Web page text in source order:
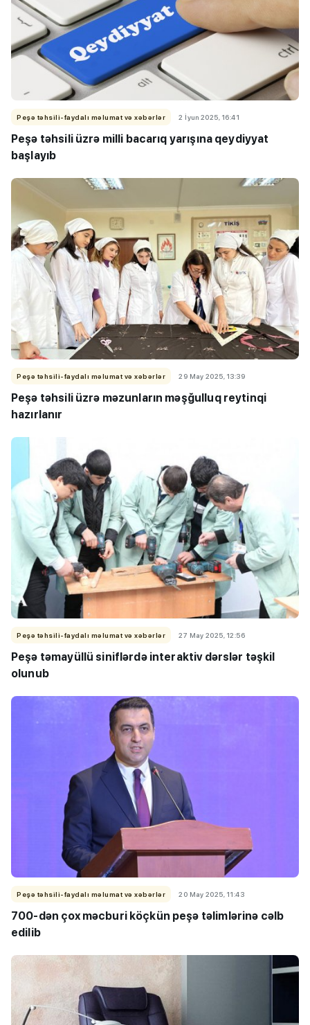
Peşə təhsili-faydalı məlumat və xəbərlər 2 İyun 2025, 16:41
Peşə təhsili üzrə milli bacarıq yarışına qeydiyyat
başlayıb
Peşə təhsili-faydalı məlumat və xəbərlər 29 May 2025, 13:39
Peşə təhsili üzrə məzunların məşğulluq reytinqi
hazırlanır
Peşə təhsili-faydalı məlumat və xəbərlər 27 May 2025, 12:56
Peşə təmayüllü siniflərdə interaktiv dərslər təşkil
olunub
Peşə təhsili-faydalı məlumat və xəbərlər 20 May 2025, 11:43
700-dən çox məcburi köçkün peşə təlimlərinə cəlb
edilib